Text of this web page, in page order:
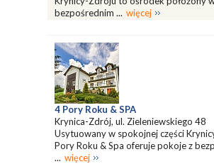
bezpośrednim ... więcej
4 Pory Roku & SPA
Krynica-Zdrój, ul. Zieleniewskiego 48
Usytuowany w spokojnej części
Pory Roku & Spa oferuje pokoje z
... więcej